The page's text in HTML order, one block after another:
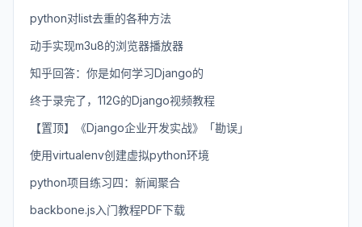
python对list去重的各种方法
动手实现m3u8的浏览器播放器
知乎回答：你是如何学习Django的
终于录完了，112G的Django视频教程
【置顶】《Django企业开发实战》「勘误」
使用virtualenv创建虚拟python环境
python项目练习四：新闻聚合
backbone.js入门教程PDF下载